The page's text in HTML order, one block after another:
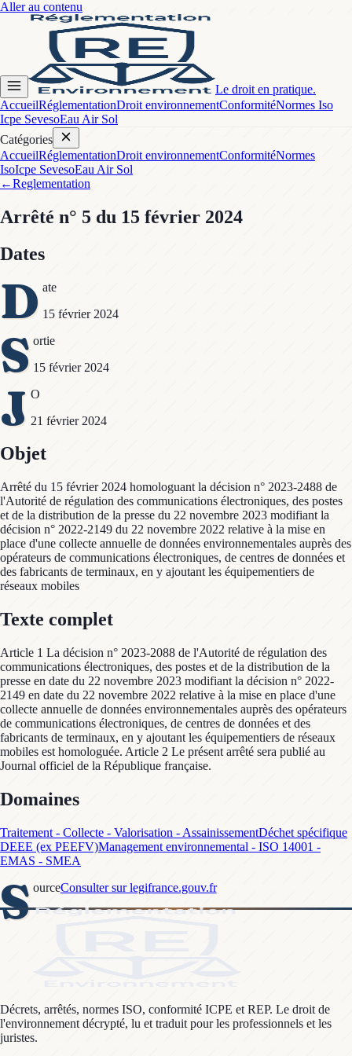
Aller au contenu
Le droit en pratique.
AccueilRéglementationDroit environnementConformitéNormes Iso
Icpe SevesoEau Air Sol
Catégories
AccueilRéglementationDroit environnementConformitéNormes
IsoIcpe SevesoEau Air Sol
←Reglementation
Arrêté n° 5 du 15 février 2024
Dates
D ate
15 février 2024
S ortie
15 février 2024
J O
21 février 2024
Objet
Arrêté du 15 février 2024 homologuant la décision n° 2023-2488 de
l'Autorité de régulation des communications électroniques, des postes
et de la distribution de la presse du 22 novembre 2023 modifiant la
décision n° 2022-2149 du 22 novembre 2022 relative à la mise en
place d'une collecte annuelle de données environnementales auprès des
opérateurs de communications électroniques, de centres de données et
des fabricants de terminaux, en y ajoutant les équipementiers de
réseaux mobiles
Texte complet
Article 1 La décision n° 2023-2088 de l'Autorité de régulation des
communications électroniques, des postes et de la distribution de la
presse en date du 22 novembre 2023 modifiant la décision n° 2022-
2149 en date du 22 novembre 2022 relative à la mise en place d'une
collecte annuelle de données environnementales auprès des opérateurs
de communications électroniques, de centres de données et des
fabricants de terminaux, en y ajoutant les équipementiers de réseaux
mobiles est homologuée. Article 2 Le présent arrêté sera publié au
Journal officiel de la République française.
Domaines
Traitement - Collecte - Valorisation - AssainissementDéchet spécifique
DEEE (ex PEEFV)Management environnemental - ISO 14001 -
EMAS - SMEA
S ourceConsulter sur legifrance.gouv.fr
Décrets, arrêtés, normes ISO, conformité ICPE et REP. Le droit de
l'environnement décrypté, lu et traduit pour les professionnels et les
juristes.